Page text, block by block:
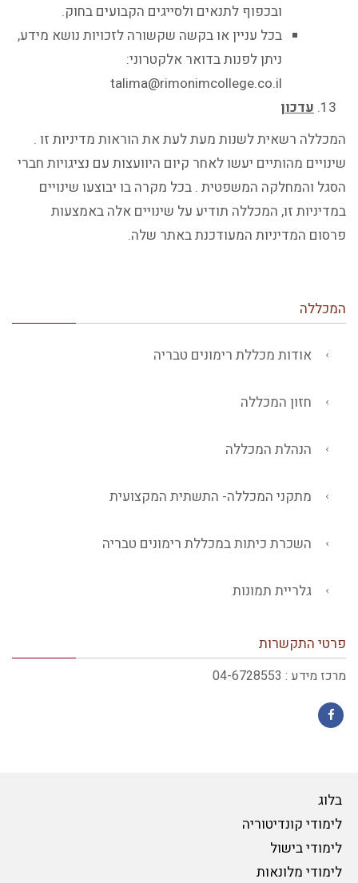
ובכפוף לתנאים ולסייגים הקבועים בחוק.
בכל עניין או בקשה שקשורה לזכויות נושא מידע,
ניתן לפנות בדואר אלקטרוני:
talima@rimonimcollege.co.il
עדכון
המכללה רשאית לשנות מעת לעת את הוראות מדיניות זו .
שינויים מהותיים יעשו לאחר קיום היוועצות עם נציגויות חברי
הסגל והמחלקה המשפטית . בכל מקרה בו יבוצעו שינויים
במדיניות זו, המכללה תודיע על שינויים אלה באמצעות
פרסום המדיניות המעודכנת באתר שלה.
המכללה
אודות מכללת רימונים טבריה
חזון המכללה
הנהלת המכללה
מתקני המכללה- התשתית המקצועית
השכרת כיתות במכללת רימונים טבריה
גלריית תמונות
פרטי התקשרות
מרכז מידע : 04-6728553
בלוג
לימודי קונדיטוריה
לימודי בישול
לימודי מלונאות